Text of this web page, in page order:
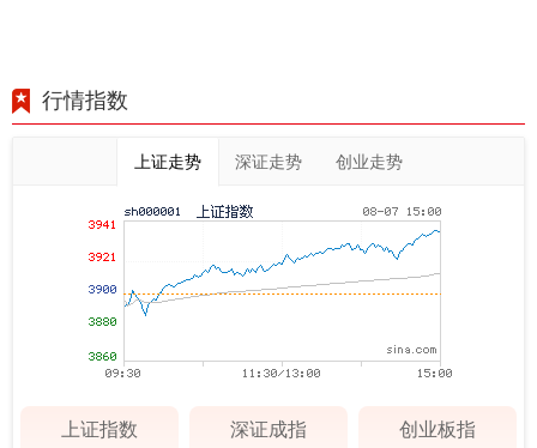
行情指数
上证走势 深证走势 创业走势
上证指数 深证成指 创业板指